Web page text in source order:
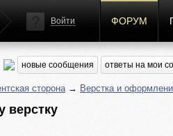
Войти ФОРУМ
новые сообщения ответы на мои
сторона→ Верстка и
верстку